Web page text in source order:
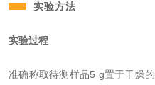
实验方法
实验过程
准确称取待测样品5 g置于干燥的